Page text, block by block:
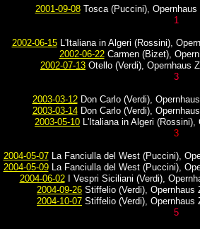
2001-09-08Tosca (Puccini), Opernhaus
1
2002-06-15L'Italiana in Algeri (Rossini),
2002-06-22Carmen (Bizet),
2002-07-13 Otello (Verdi), Opernhaus
3
2003-03-12Don Carlo (Verdi),
2003-03-14Don Carlo (Verdi),
2003-05-10 L'Italiana in Algeri
3
2004-05-07La Fanciulla del West (Puccini),
2004-05-09La Fanciulla del West (Puccini),
2004-06-02I Vespri Siciliani (Verdi),
2004-09-26 Stiffelio (Verdi), Opernhaus
2004-10-07 Stiffelio (Verdi), Opernhaus
5